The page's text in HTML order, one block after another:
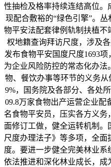
性抽检及格率持续连结高位
现配合敷裕的“绿色引擎”。
物平安法配套律例轨制扶植
权地籍查询拜访尺度，涉及
发布食物平安国度尺度1693
为企业风险防控的常态化办
物、餐饮办事等环节的义务
9%，国务院及各部分、各处
09.8万家食物出产运营企业配
名食物平安员，压实各方义
面修订工做，健全运转机制
尺度办理法子》等多项，全
度。要进一步健全完美林业系
依法推进和深化林业成长，成